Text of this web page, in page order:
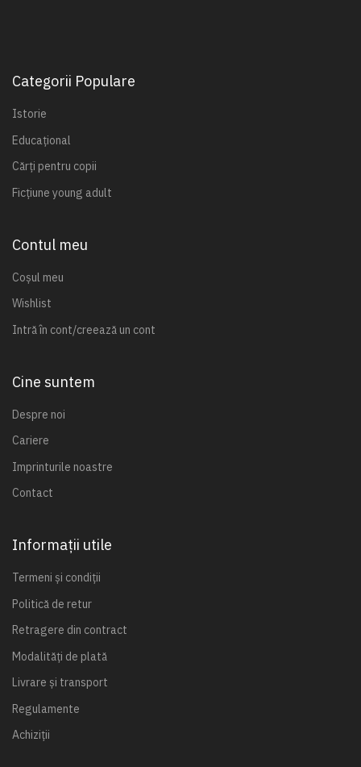
Categorii Populare
Istorie
Educațional
Cărți pentru copii
Ficțiune young adult
Contul meu
Coșul meu
Wishlist
Intră în cont/creează un cont
Cine suntem
Despre noi
Cariere
Imprinturile noastre
Contact
Informații utile
Termeni și condiții
Politică de retur
Retragere din contract
Modalități de plată
Livrare și transport
Regulamente
Achiziții